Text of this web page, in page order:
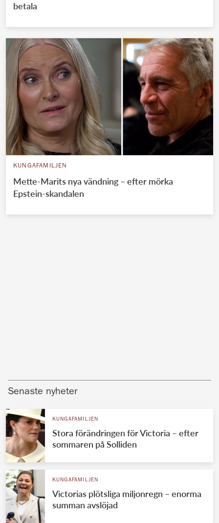
betala
KUNGAFAMILJEN
Mette-Marits nya vändning – efter mörka
Epstein-skandalen
Senaste nyheter
KUNGAFAMILJEN
Stora förändringen för Victoria – efter
sommaren på Solliden
KUNGAFAMILJEN
Victorias plötsliga miljonregn – enorma
summan avslöjad